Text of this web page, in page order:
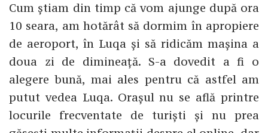
Cum știam din timp că vom ajunge după ora
10 seara, am hotărât să dormim în apropiere
de aeroport, în Luqa și să ridicăm mașina a
doua zi de dimineață. S-a dovedit a fi o
alegere bună, mai ales pentru că astfel am
putut vedea Luqa. Orașul nu se află printre
locurile frecventate de turiști și nu prea